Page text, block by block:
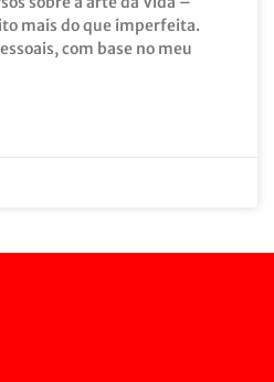
mais do que imperfeita.
com base no meu